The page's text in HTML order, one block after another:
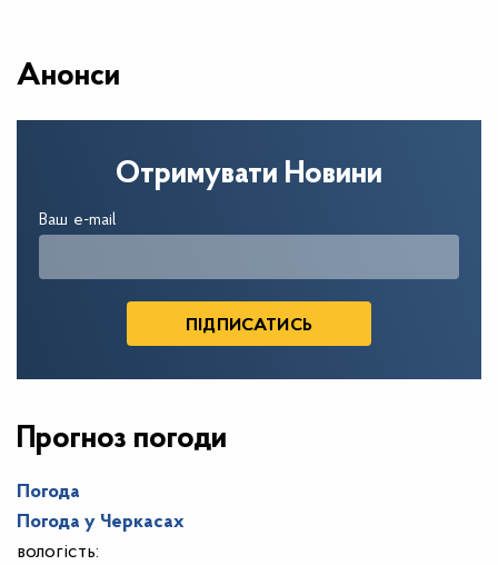
Анонси
Отримувати Новини
Ваш e-mail
Прогноз погоди
Погода
Погода у Черкасах
вологість: